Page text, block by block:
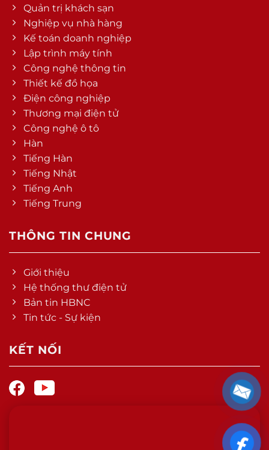
Quản trị khách sạn
Nghiệp vụ nhà hàng
Kế toán doanh nghiệp
Lập trình máy tính
Công nghệ thông tin
Thiết kế đồ họa
Điện công nghiệp
Thương mại điện tử
Công nghệ ô tô
Hàn
Tiếng Hàn
Tiếng Nhật
Tiếng Anh
Tiếng Trung
THÔNG TIN CHUNG
Giới thiệu
Hệ thống thư điện tử
Bản tin HBNC
Tin tức - Sự kiện
KẾT NỐI